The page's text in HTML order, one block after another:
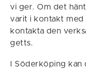
vi ger. Om det
varit i kontakt med
kontakta den
getts.
I Söderköping